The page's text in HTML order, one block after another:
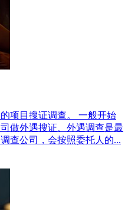
项目搜证调查。 一般开始
做外遇搜证、外遇调查是最
查公司，会按照委托人的...